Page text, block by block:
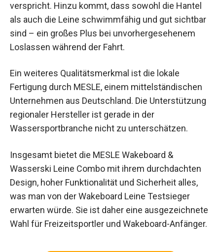
verspricht. Hinzu kommt, dass sowohl die Hantel
als auch die Leine schwimmfähig und gut sichtbar
sind – ein großes Plus bei unvorhergesehenem
Loslassen während der Fahrt.
Ein weiteres Qualitätsmerkmal ist die lokale
Fertigung durch MESLE, einem mittelständischen
Unternehmen aus Deutschland. Die Unterstützung
regionaler Hersteller ist gerade in der
Wassersportbranche nicht zu unterschätzen.
Insgesamt bietet die MESLE Wakeboard &
Wasserski Leine Combo mit ihrem durchdachten
Design, hoher Funktionalität und Sicherheit alles,
was man von der Wakeboard Leine Testsieger
erwarten würde. Sie ist daher eine ausgezeichnete
Wahl für Freizeitsportler und Wakeboard-Anfänger.